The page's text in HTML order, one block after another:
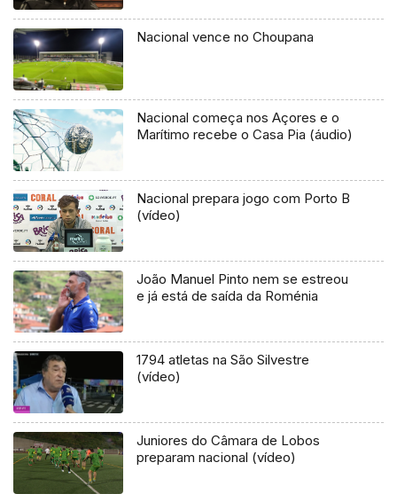
Nacional vence no Choupana
Nacional começa nos Açores e o
Marítimo recebe o Casa Pia (áudio)
Nacional prepara jogo com Porto B
(vídeo)
João Manuel Pinto nem se estreou
e já está de saída da Roménia
1794 atletas na São Silvestre
(vídeo)
Juniores do Câmara de Lobos
preparam nacional (vídeo)